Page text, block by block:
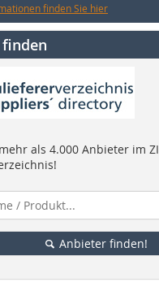
finden Sie hier
als 4.000 Anbieter im ZI
Anbieter finden!